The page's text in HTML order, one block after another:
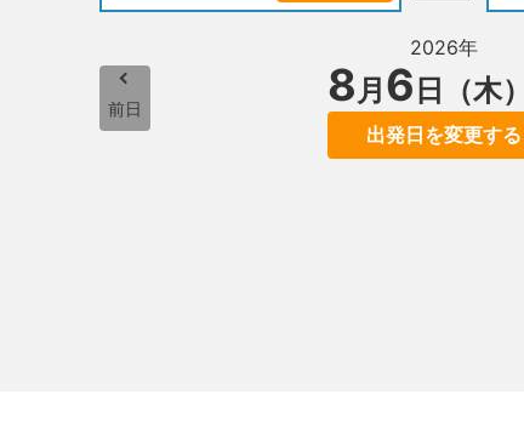
前日
2026年
8月 6 日（木）
出発日を変更する